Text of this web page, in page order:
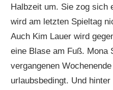
Halbzeit um. Sie zog sich
wird am letzten Spieltag
Auch Kim Lauer wird
eine Blase am Fuß. Mona
vergangenen
urlaubsbedingt. Und